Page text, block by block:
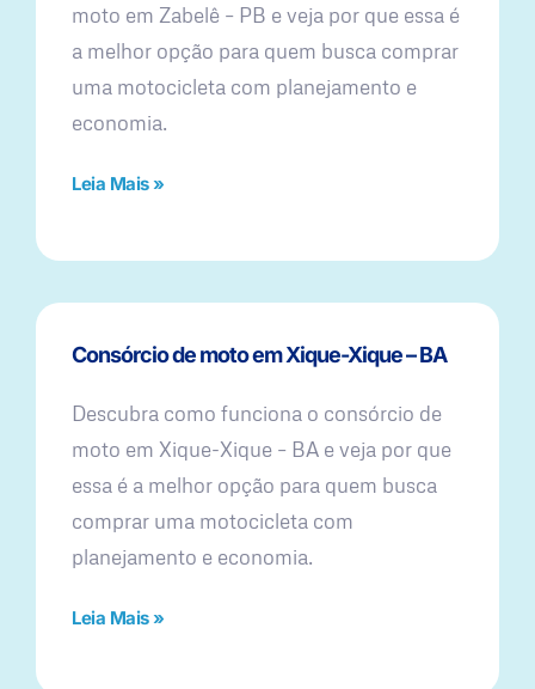
moto em Zabelê – PB e veja por que essa é
a melhor opção para quem busca comprar
uma motocicleta com planejamento e
economia.
Leia Mais »
Consórcio de moto em Xique-Xique – BA
Descubra como funciona o consórcio de
moto em Xique-Xique – BA e veja por que
essa é a melhor opção para quem busca
comprar uma motocicleta com
planejamento e economia.
Leia Mais »